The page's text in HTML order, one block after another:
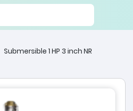
Submersible 1 HP 3 inch NR